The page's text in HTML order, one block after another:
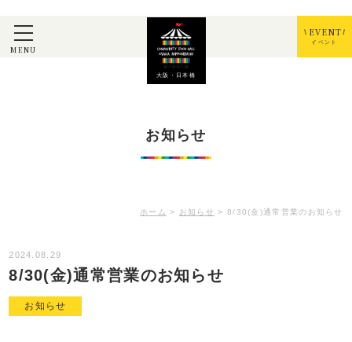
EVENT
イベント
MENU
大阪・日本橋
お知らせ
ホーム > お知らせ > 8/30(金)通常営業のお知らせ
2024.08.29
8/30(金)通常営業のお知らせ
お知らせ